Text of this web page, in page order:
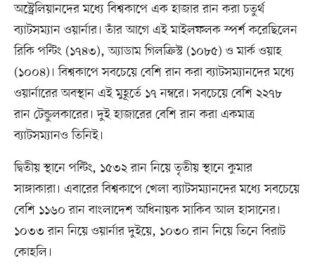
অস্ট্রেলিয়ানদের মধ্যে বিশ্বকাপে এক হাজার রান করা চতুর্থ
ব্যাটসম্যান ওয়ার্নার। তাঁর আগে এই মাইলফলক স্পর্শ করেছিলেন
রিকি পন্টিং (১৭৪৩), অ্যাডাম গিলক্রিস্ট (১০৮৫) ও মার্ক ওয়াহ
(১০০৪)। বিশ্বকাপে সবচেয়ে বেশি রান করা ব্যাটসম্যানদের মধ্যে
ওয়ার্নারের অবস্থান এই মুহূর্তে ১৭ নম্বরে। সবচেয়ে বেশি ২২৭৮
রান টেন্ডুলকারের। দুই হাজারের বেশি রান করা একমাত্র
ব্যাটসম্যানও তিনিই।
দ্বিতীয় স্থানে পন্টিং, ১৫৩২ রান নিয়ে তৃতীয় স্থানে কুমার
সাঙ্গাকারা। এবারের বিশ্বকাপে খেলা ব্যাটসম্যানদের মধ্যে সবচেয়ে
বেশি ১১৬০ রান বাংলাদেশ অধিনায়ক সাকিব আল হাসানের।
১০৩৩ রান নিয়ে ওয়ার্নার দুইয়ে, ১০৩০ রান নিয়ে তিনে বিরাট
কোহলি।